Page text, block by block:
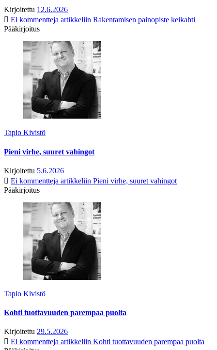
Kirjoitettu 12.6.2026
Ei kommentteja artikkeliin Rakentamisen painopiste keikahti
Pääkirjoitus
Tapio Kivistö
Pieni virhe, suuret vahingot
Kirjoitettu 5.6.2026
Ei kommentteja artikkeliin Pieni virhe, suuret vahingot
Pääkirjoitus
Tapio Kivistö
Kohti tuottavuuden parempaa puolta
Kirjoitettu 29.5.2026
Ei kommentteja artikkeliin Kohti tuottavuuden parempaa puolta